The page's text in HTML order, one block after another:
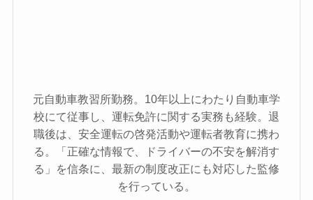
元自動車教習所勤務。10年以上にわたり自動車学
校にて従事し、運転免許に関する実務も経験。退
職後は、安全運転の啓発活動や運転者教育に携わ
る。「正確な情報で、ドライバーの不安を解消す
る」を信条に、最新の制度改正にも対応した監修
を行っている。